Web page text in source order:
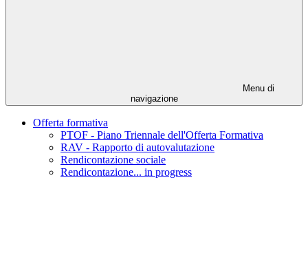
Menu di
navigazione
Offerta formativa
PTOF - Piano Triennale dell'Offerta Formativa
RAV - Rapporto di autovalutazione
Rendicontazione sociale
Rendicontazione... in progress